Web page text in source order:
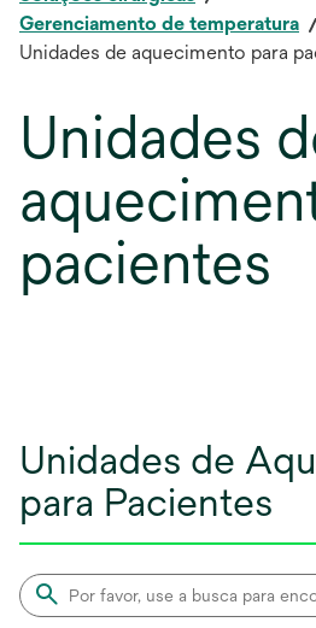
Gerenciamento de temperatura
Unidades de aquecimento para
Unidades
pacientes
Unidades de
para Pacientes